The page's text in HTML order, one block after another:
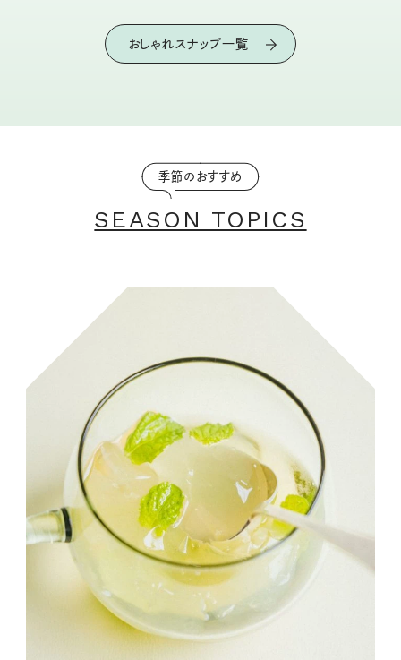
おしゃれスナップ一覧
季節のおすすめ
SEASON TOPICS